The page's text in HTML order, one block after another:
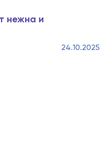
нежна и
24.10.2025